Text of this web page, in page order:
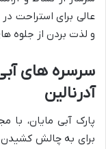
عالی برای استراحت
و لذت بردن از جلوه
سرسره های
آدرنالین
پارک آبی مایان، با
برای به چالش